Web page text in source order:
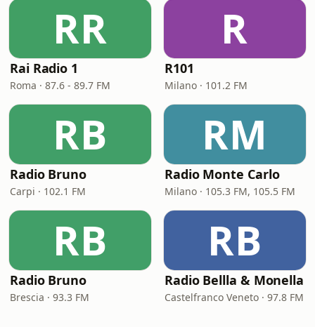
RR
Rai Radio 1
Roma · 87.6 - 89.7 FM
R
R101
Milano · 101.2 FM
RB
Radio Bruno
Carpi · 102.1 FM
RM
Radio Monte Carlo
Milano · 105.3 FM, 105.5 FM
RB
Radio Bruno
Brescia · 93.3 FM
RB
Radio Bellla & Monella
Castelfranco Veneto · 97.8 FM